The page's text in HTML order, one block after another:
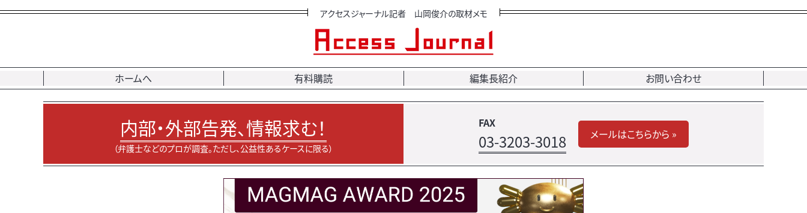
アクセスジャーナル記者 山岡俊介の取材メモ
ホームへ 有料購読 編集長紹介 お問い合わせ
内部・外部告発、情報求む！
（弁護士などのプロが調査。ただし、公益性あるケースに限る）
FAX
03-3203-3018 メールはこちらから »